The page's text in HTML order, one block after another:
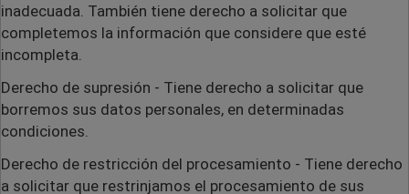
inadecuada. También tiene derecho a solicitar que
completemos la información que considere que esté
incompleta.
Derecho de supresión - Tiene derecho a solicitar que
borremos sus datos personales, en determinadas
condiciones.
Derecho de restricción del procesamiento - Tiene derecho
a solicitar que restrinjamos el procesamiento de sus